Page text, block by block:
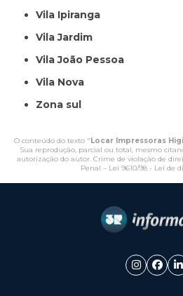
Vila Ipiranga
Vila Jardim
Vila João Pessoa
Vila Nova
Zona sul
O conteúdo do texto " Locar Impressoras
Sua reprodução, parcial ou total, mesmo
autorização do autor. Crime de violação de
Penal – Lei 9610/98 - Lei de